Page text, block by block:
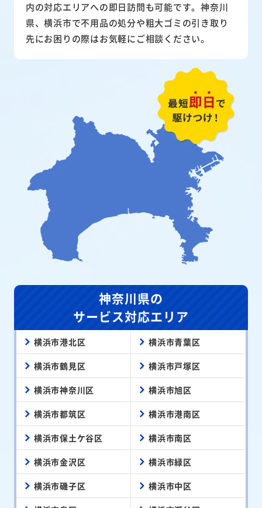
内の対応エリアへの即日訪問も可能です。神奈川
県、横浜市で不用品の処分や粗大ゴミの引き取り
先にお困りの際はお気軽にご相談ください。
神奈川県の
サービス対応エリア
横浜市港北区 横浜市青葉区
横浜市鶴見区 横浜市戸塚区
横浜市神奈川区 横浜市旭区
横浜市都筑区 横浜市港南区
横浜市保土ケ谷区 横浜市南区
横浜市金沢区 横浜市緑区
横浜市磯子区 横浜市中区